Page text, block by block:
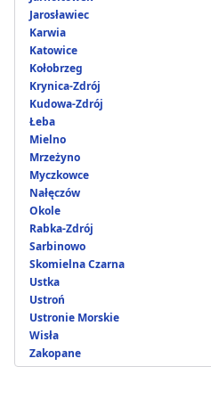
Jarosławiec
Karwia
Katowice
Kołobrzeg
Krynica-Zdrój
Kudowa-Zdrój
Łeba
Mielno
Mrzeżyno
Myczkowce
Nałęczów
Okole
Rabka-Zdrój
Sarbinowo
Skomielna Czarna
Ustka
Ustroń
Ustronie Morskie
Wisła
Zakopane